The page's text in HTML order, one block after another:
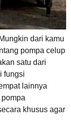
dari kamu
pompa celup
satu dari
fungsi
lainnya
khusus agar